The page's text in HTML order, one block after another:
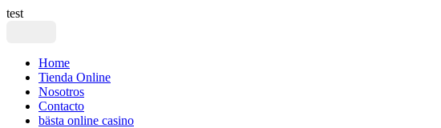
test
Home
Tienda Online
Nosotros
Contacto
bästa online casino